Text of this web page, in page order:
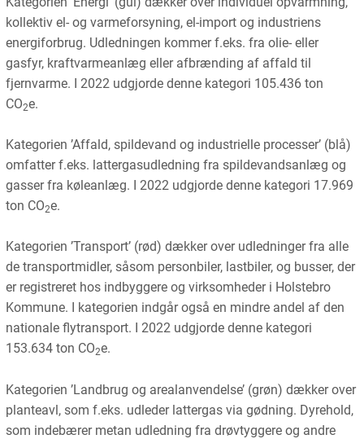
kollektiv el- og varmeforsyning, el-import og industriens
energiforbrug. Udledningen kommer f.eks. fra olie- eller
gasfyr, kraftvarmeanlæg eller afbrænding af affald til
fjernvarme. I 2022 udgjorde denne kategori 105.436 ton
CO2e.
Kategorien ’Affald, spildevand og industrielle processer’ (blå)
omfatter f.eks. lattergasudledning fra spildevandsanlæg og
gasser fra køleanlæg. I 2022 udgjorde denne kategori 17.969
ton CO2e.
Kategorien ’Transport’ (rød) dækker over udledninger fra alle
de transportmidler, såsom personbiler, lastbiler, og busser, der
er registreret hos indbyggere og virksomheder i Holstebro
Kommune. I kategorien indgår også en mindre andel af den
nationale flytransport. I 2022 udgjorde denne kategori
153.634 ton CO2e.
Kategorien ’Landbrug og arealanvendelse’ (grøn) dækker over
planteavl, som f.eks. udleder lattergas via gødning. Dyrehold,
som indebærer metan udledning fra drøvtyggere og andre